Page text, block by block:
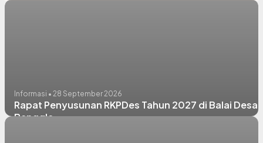
Informasi • 28 September 2026
Rapat Penyusunan RKPDes Tahun 2027 di Balai Desa
Banggle